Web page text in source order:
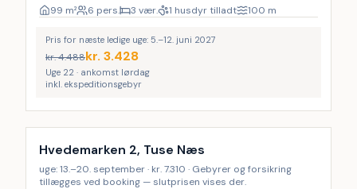
99 m² 6 pers. 3 vær. 1 husdyr tilladt 100 m
Pris for næste ledige uge: 5.–12. juni 2027
kr.4.488kr. 3.428
Uge 22 · ankomst lørdag
inkl. ekspeditionsgebyr
Hvedemarken 2, Tuse Næs
uge: 13.–20. september · kr. 7.310 · Gebyrer og forsikring
tillægges ved booking — slutprisen vises der.